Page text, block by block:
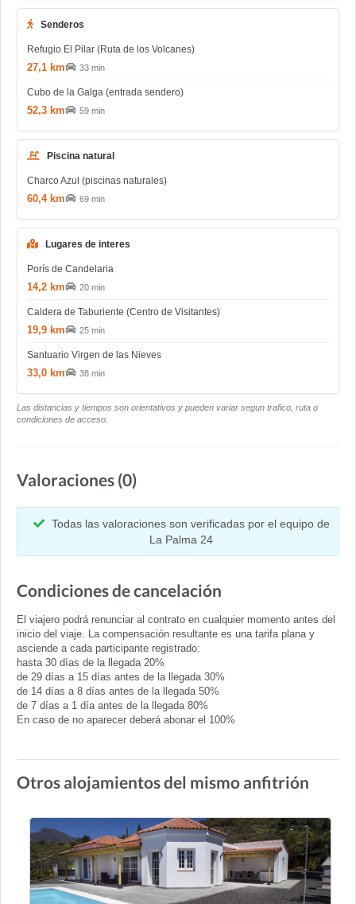
Senderos
Refugio El Pilar (Ruta de los Volcanes)
27,1 km 33 min
Cubo de la Galga (entrada sendero)
52,3 km 59 min
Piscina natural
Charco Azul (piscinas naturales)
60,4 km 69 min
Lugares de interes
Porís de Candelaria
14,2 km 20 min
Caldera de Taburiente (Centro de Visitantes)
19,9 km 25 min
Santuario Virgen de las Nieves
33,0 km 38 min
Las distancias y tiempos son orientativos y pueden variar segun trafico, ruta o
condiciones de acceso.
Valoraciones (0)
Todas las valoraciones son verificadas por el equipo de
La Palma 24
Condiciones de cancelación
El viajero podrá renunciar al contrato en cualquier momento antes del
inicio del viaje. La compensación resultante es una tarifa plana y
asciende a cada participante registrado:
hasta 30 días de la llegada 20%
de 29 días a 15 días antes de la llegada 30%
de 14 días a 8 días antes de la llegada 50%
de 7 días a 1 día antes de la llegada 80%
En caso de no aparecer deberá abonar el 100%
Otros alojamientos del mismo anfitrión